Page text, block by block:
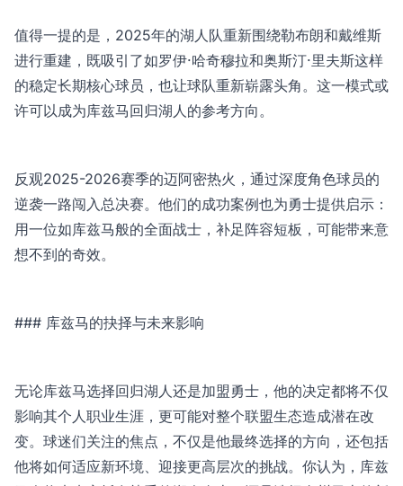
值得一提的是，2025年的湖人队重新围绕勒布朗和戴维斯
进行重建，既吸引了如罗伊·哈奇穆拉和奥斯汀·里夫斯这样
的稳定长期核心球员，也让球队重新崭露头角。这一模式或
许可以成为库兹马回归湖人的参考方向。
反观2025-2026赛季的迈阿密热火，通过深度角色球员的
逆袭一路闯入总决赛。他们的成功案例也为勇士提供启示：
用一位如库兹马般的全面战士，补足阵容短板，可能带来意
想不到的奇效。
### 库兹马的抉择与未来影响
无论库兹马选择回归湖人还是加盟勇士，他的决定都将不仅
影响其个人职业生涯，更可能对整个联盟生态造成潜在改
变。球迷们关注的焦点，不仅是他最终选择的方向，还包括
他将如何适应新环境、迎接更高层次的挑战。你认为，库兹